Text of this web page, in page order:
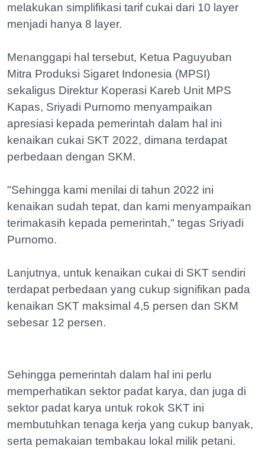
melakukan simplifikasi tarif cukai dari 10 layer
menjadi hanya 8 layer.
Menanggapi hal tersebut, Ketua Paguyuban
Mitra Produksi Sigaret Indonesia (MPSI)
sekaligus Direktur Koperasi Kareb Unit MPS
Kapas, Sriyadi Purnomo menyampaikan
apresiasi kepada pemerintah dalam hal ini
kenaikan cukai SKT 2022, dimana terdapat
perbedaan dengan SKM.
"Sehingga kami menilai di tahun 2022 ini
kenaikan sudah tepat, dan kami menyampaikan
terimakasih kepada pemerintah," tegas Sriyadi
Purnomo.
Lanjutnya, untuk kenaikan cukai di SKT sendiri
terdapat perbedaan yang cukup signifikan pada
kenaikan SKT maksimal 4,5 persen dan SKM
sebesar 12 persen.
Sehingga pemerintah dalam hal ini perlu
memperhatikan sektor padat karya, dan juga di
sektor padat karya untuk rokok SKT ini
membutuhkan tenaga kerja yang cukup banyak,
serta pemakaian tembakau lokal milik petani.